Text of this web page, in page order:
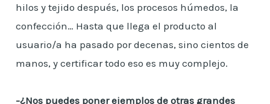
hilos y tejido después, los procesos húmedos, la
confección… Hasta que llega el producto al
usuario/a ha pasado por decenas, sino cientos de
manos, y certificar todo eso es muy complejo.
-¿Nos puedes poner ejemplos de otras grandes